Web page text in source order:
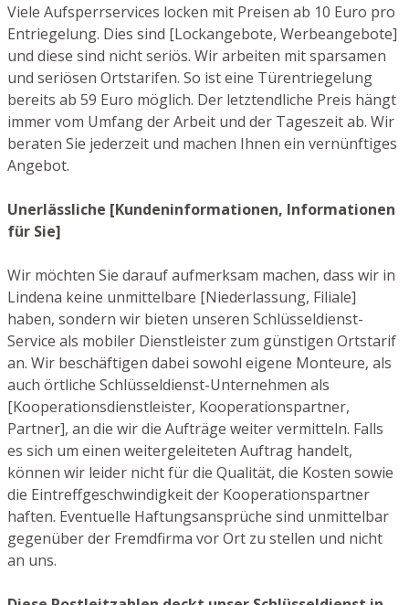
Viele Aufsperrservices locken mit Preisen ab 10 Euro pro
Entriegelung. Dies sind [Lockangebote, Werbeangebote]
und diese sind nicht seriös. Wir arbeiten mit sparsamen
und seriösen Ortstarifen. So ist eine Türentriegelung
bereits ab 59 Euro möglich. Der letztendliche Preis hängt
immer vom Umfang der Arbeit und der Tageszeit ab. Wir
beraten Sie jederzeit und machen Ihnen ein vernünftiges
Angebot.
Unerlässliche [Kundeninformationen, Informationen
für Sie]
Wir möchten Sie darauf aufmerksam machen, dass wir in
Lindena keine unmittelbare [Niederlassung, Filiale]
haben, sondern wir bieten unseren Schlüsseldienst-
Service als mobiler Dienstleister zum günstigen Ortstarif
an. Wir beschäftigen dabei sowohl eigene Monteure, als
auch örtliche Schlüsseldienst-Unternehmen als
[Kooperationsdienstleister, Kooperationspartner,
Partner], an die wir die Aufträge weiter vermitteln. Falls
es sich um einen weitergeleiteten Auftrag handelt,
können wir leider nicht für die Qualität, die Kosten sowie
die Eintreffgeschwindigkeit der Kooperationspartner
haften. Eventuelle Haftungsansprüche sind unmittelbar
gegenüber der Fremdfirma vor Ort zu stellen und nicht
an uns.